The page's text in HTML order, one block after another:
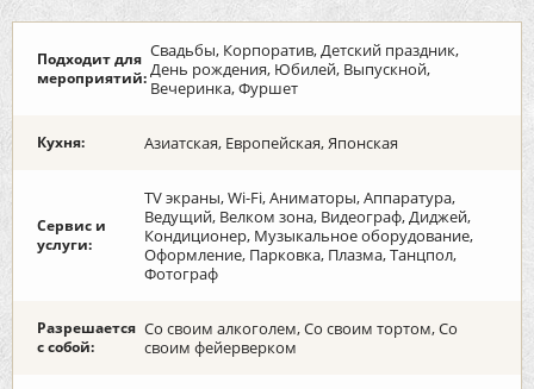
Подходит для
мероприятий:
Свадьбы, Корпоратив, Детский праздник,
День рождения, Юбилей, Выпускной,
Вечеринка, Фуршет
Кухня: Азиатская, Европейская, Японская
Сервис и
услуги:
TV экраны, Wi-Fi, Аниматоры, Аппаратура,
Ведущий, Велком зона, Видеограф, Диджей,
Кондиционер, Музыкальное оборудование,
Оформление, Парковка, Плазма, Танцпол,
Фотограф
Разрешается
с собой:
Со своим алкоголем, Со своим тортом, Со
своим фейерверком